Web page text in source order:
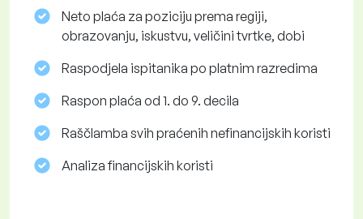
Neto plaća za poziciju prema regiji,
obrazovanju, iskustvu, veličini tvrtke, dobi
Raspodjela ispitanika po platnim razredima
Raspon plaća od 1. do 9. decila
Raščlamba svih praćenih nefinancijskih koristi
Analiza financijskih koristi